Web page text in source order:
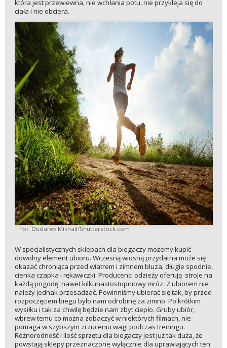
która jest przewiewna, nie wchłania potu, nie przykleja się do
ciała i nie obciera.
fot. Dudarev Mikhail/Shutterstock.com
W specjalistycznych sklepach dla biegaczy możemy kupić
dowolny element ubioru. Wczesną wiosną przydatna może się
okazać chroniąca przed wiatrem i zimnem bluza, długie spodnie,
cienka czapka i rękawiczki. Producenci odzieży oferują stroje na
każdą pogodę, nawet kilkunastostopniowy mróz. Z ubiorem nie
należy jednak przesadzać. Powinniśmy ubierać się tak, by przed
rozpoczęciem biegu było nam odrobinę za zimno. Po krótkim
wysiłku i tak za chwilę będzie nam zbyt ciepło. Gruby ubiór,
wbrew temu co można zobaczyć w niektórych filmach, nie
pomaga w szybszym zrzuceniu wagi podczas treningu.
Różnorodność i ilość sprzętu dla biegaczy jest już tak duża, że
powstają sklepy przeznaczone wyłącznie dla uprawiających ten